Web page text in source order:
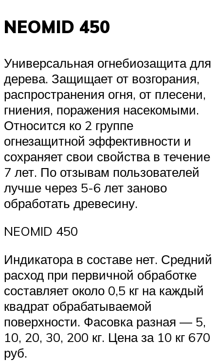
NEOMID 450
Универсальная огнебиозащита для
дерева. Защищает от возгорания,
распространения огня, от плесени,
гниения, поражения насекомыми.
Относится ко 2 группе
огнезащитной эффективности и
сохраняет свои свойства в течение
7 лет. По отзывам пользователей
лучше через 5-6 лет заново
обработать древесину.
NEOMID 450
Индикатора в составе нет. Средний
расход при первичной обработке
составляет около 0,5 кг на каждый
квадрат обрабатываемой
поверхности. Фасовка разная — 5,
10, 20, 30, 200 кг. Цена за 10 кг 670
руб.